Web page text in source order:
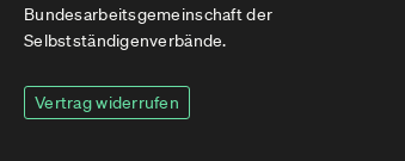
Bundesarbeitsgemeinschaft der
Selbstständigenverbände.
Vertrag widerrufen